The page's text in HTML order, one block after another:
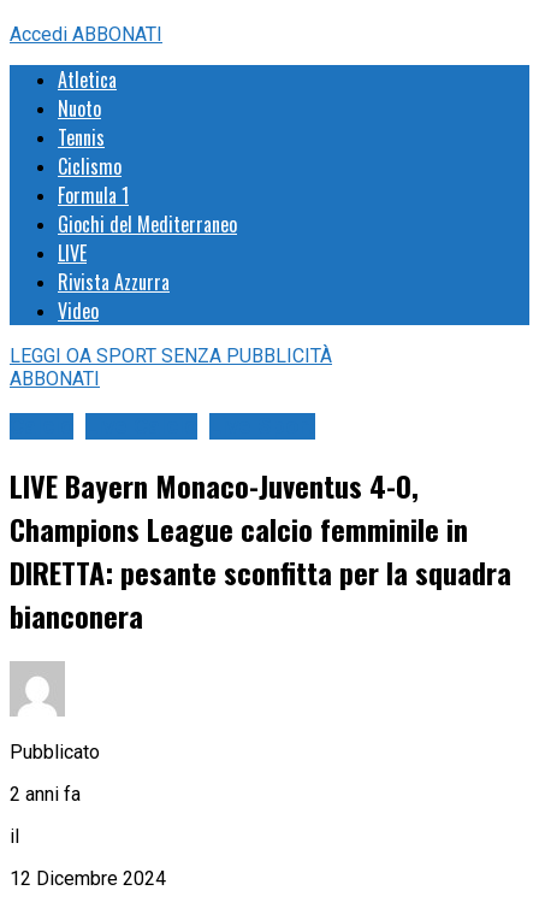
Accedi ABBONATI
Atletica
Nuoto
Tennis
Ciclismo
Formula 1
Giochi del Mediterraneo
LIVE
Rivista Azzurra
Video
LEGGI OA SPORT SENZA PUBBLICITÀ
ABBONATI
LIVE Bayern Monaco-Juventus 4-0,
Champions League calcio femminile in
DIRETTA: pesante sconfitta per la squadra
bianconera
Pubblicato
2 anni fa
il
12 Dicembre 2024